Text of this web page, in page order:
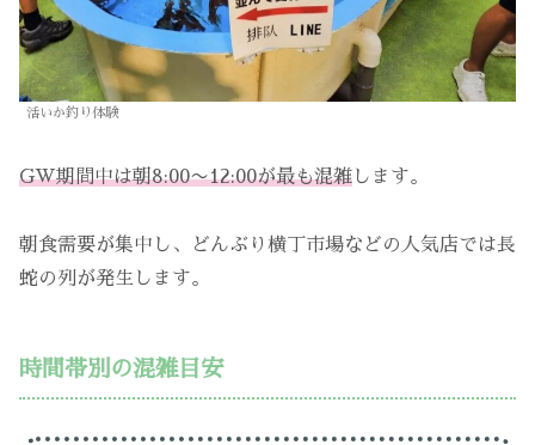
活いか釣り体験
GW期間中は朝8:00〜12:00が最も混雑 します。
朝食需要が集中し、どんぶり横丁市場などの人気店では長
蛇の列が発生します。
時間帯別の混雑目安